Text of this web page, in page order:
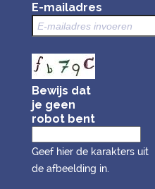
E-mailadres
Bewijs dat
je geen
robot bent
Geef hier de karakters uit
de afbeelding in.